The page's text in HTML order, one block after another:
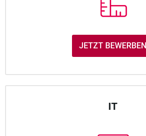
JETZT BEWERBEN
IT